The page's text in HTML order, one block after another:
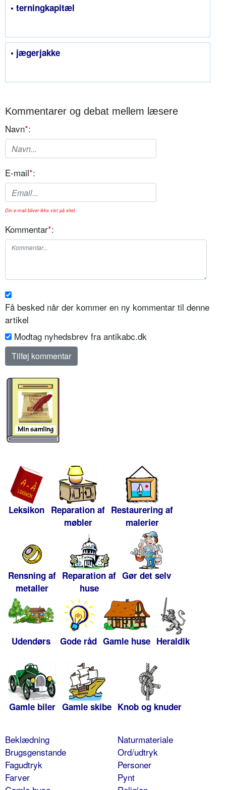
• terningkapitæl
• jægerjakke
Kommentarer og debat mellem læsere
Navn*:
E-mail*:
Din e-mail bliver ikke vist på sitet.
Kommentar*:
Få besked når der kommer en ny kommentar til denne
artikel
Modtag nyhedsbrev fra antikabc.dk
Leksikon Reparation af
møbler
Restaurering af
malerier
Rensning af
metaller
Reparation af
huse
Gør det selv
Udendørs Gode råd Gamle huse Heraldik
Gamle biler Gamle skibe Knob og knuder
Beklædning
Brugsgenstande
Fagudtryk
Farver
Naturmateriale
Ord/udtryk
Personer
Pynt